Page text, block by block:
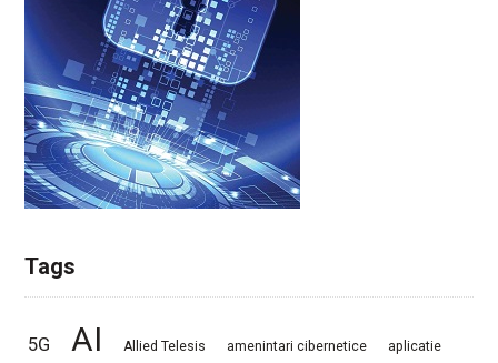
Tags
5G AI Allied Telesis amenintari cibernetice aplicatie